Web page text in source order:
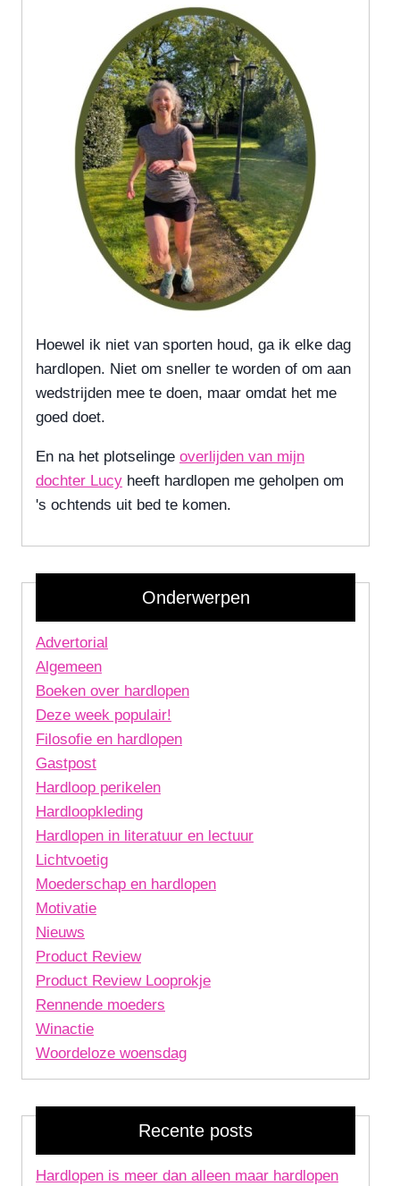
Hoewel ik niet van sporten houd, ga ik elke dag
hardlopen. Niet om sneller te worden of om aan
wedstrijden mee te doen, maar omdat het me
goed doet.
En na het plotselinge overlijden van mijn
dochter Lucy heeft hardlopen me geholpen om
's ochtends uit bed te komen.
Onderwerpen
Advertorial
Algemeen
Boeken over hardlopen
Deze week populair!
Filosofie en hardlopen
Gastpost
Hardloop perikelen
Hardloopkleding
Hardlopen in literatuur en lectuur
Lichtvoetig
Moederschap en hardlopen
Motivatie
Nieuws
Product Review
Product Review Looprokje
Rennende moeders
Winactie
Woordeloze woensdag
Recente posts
Hardlopen is meer dan alleen maar hardlopen